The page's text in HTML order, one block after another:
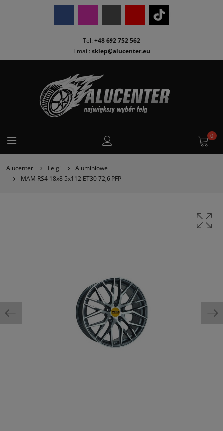
Tel: +48 692 752 562
Email: sklep@alucenter.eu
0
Alucenter Felgi
Aluminiowe
MAM RS4 18x8 5x112 ET30 72,6 PFP